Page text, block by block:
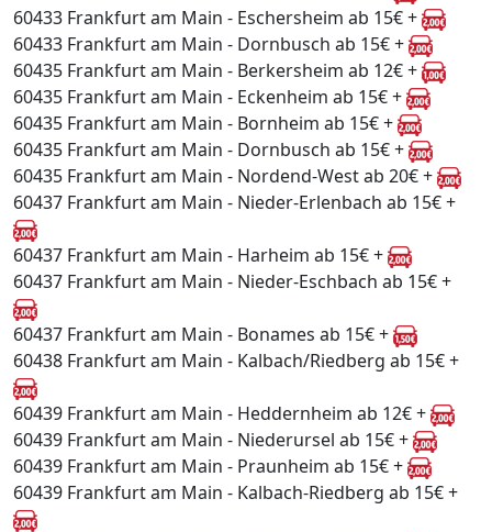
60433 Frankfurt am Main - Eschersheim ab 15€ +
60433 Frankfurt am Main - Dornbusch ab 15€ +
60435 Frankfurt am Main - Berkersheim ab 12€ +
60435 Frankfurt am Main - Eckenheim ab 15€ +
60435 Frankfurt am Main - Bornheim ab 15€ +
60435 Frankfurt am Main - Dornbusch ab 15€ +
60435 Frankfurt am Main - Nordend-West ab 20€ +
60437 Frankfurt am Main - Nieder-Erlenbach ab 15€ +
60437 Frankfurt am Main - Harheim ab 15€ +
60437 Frankfurt am Main - Nieder-Eschbach ab 15€ +
60437 Frankfurt am Main - Bonames ab 15€ +
60438 Frankfurt am Main - Kalbach/Riedberg ab 15€ +
60439 Frankfurt am Main - Heddernheim ab 12€ +
60439 Frankfurt am Main - Niederursel ab 15€ +
60439 Frankfurt am Main - Praunheim ab 15€ +
60439 Frankfurt am Main - Kalbach-Riedberg ab 15€ +